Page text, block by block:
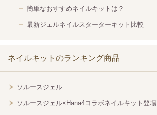
簡単なおすすめネイルキットは？
最新ジェルネイルスターターキット比較
ネイルキットのランキング商品
ソルースジェル
ソルースジェル×Hana4コラボネイルキット登場